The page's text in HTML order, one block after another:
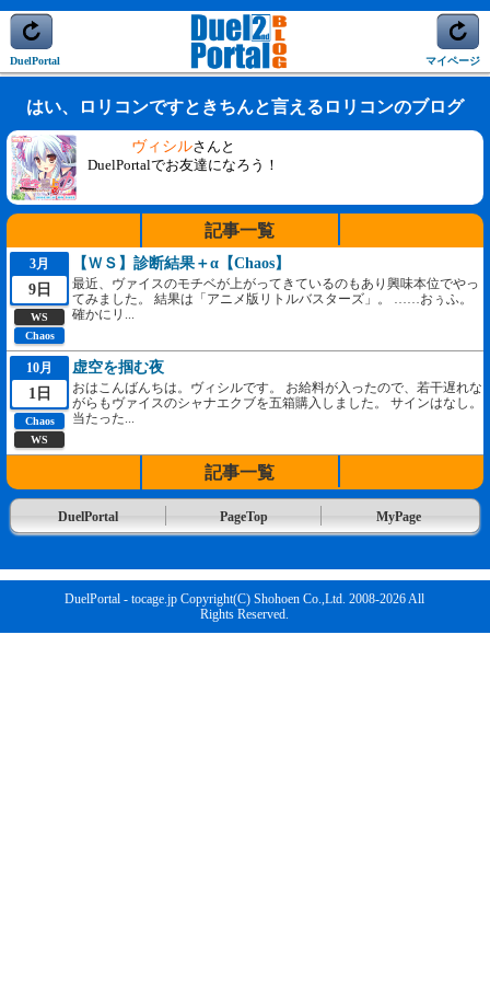
DuelPortal マイページ
はい、ロリコンですときちんと言えるロリコンのブログ
ヴィシルさんと
DuelPortalでお友達になろう！
記事一覧
3月
9日
WS
Chaos
【ＷＳ】診断結果＋α【Chaos】
最近、ヴァイスのモチベが上がってきているのもあり興味本位でやっ
てみました。 結果は「アニメ版リトルバスターズ」。 ……おぅふ。
確かにリ...
10月
1日
Chaos
WS
虚空を掴む夜
おはこんばんちは。ヴィシルです。 お給料が入ったので、若干遅れな
がらもヴァイスのシャナエクブを五箱購入しました。 サインはなし。
当たった...
記事一覧
DuelPortal PageTop MyPage
DuelPortal - tocage.jp Copyright(C) Shohoen Co.,Ltd. 2008-2026 All
Rights Reserved.